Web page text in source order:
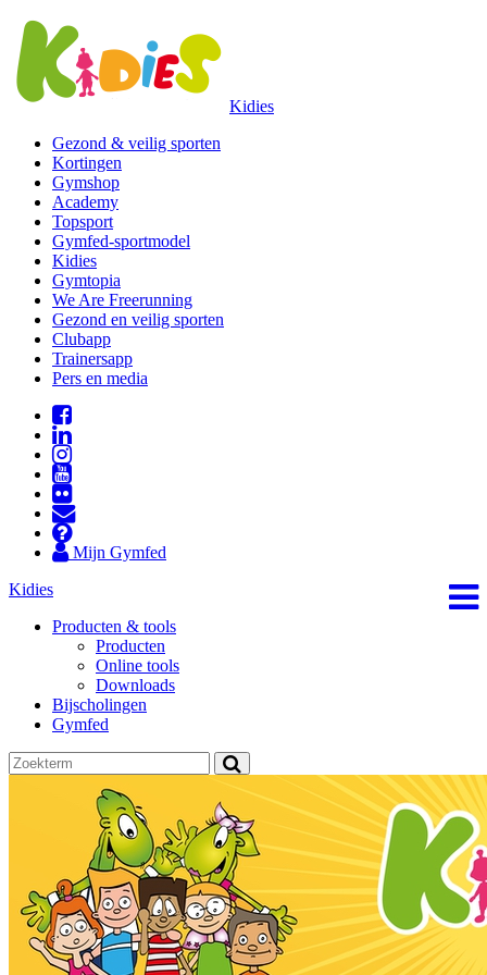
Kidies
Gezond & veilig sporten
Kortingen
Gymshop
Academy
Topsport
Gymfed-sportmodel
Kidies
Gymtopia
We Are Freerunning
Gezond en veilig sporten
Clubapp
Trainersapp
Pers en media
Mijn Gymfed
Kidies
Producten & tools
Producten
Online tools
Downloads
Bijscholingen
Gymfed